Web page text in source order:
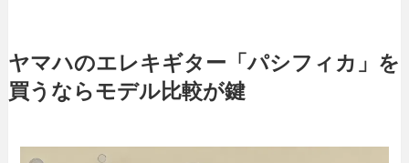
ヤマハのエレキギター「パシフィカ」を
買うならモデル比較が鍵